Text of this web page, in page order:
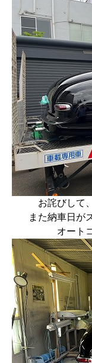
お詫びして
また納車日が
オート